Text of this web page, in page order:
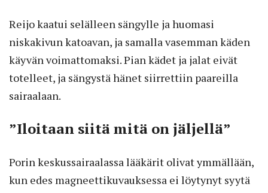
Reijo kaatui selälleen sängylle ja huomasi
niskakivun katoavan, ja samalla vasemman käden
käyvän voimattomaksi. Pian kädet ja jalat eivät
totelleet, ja sängystä hänet siirrettiin paareilla
sairaalaan.
”Iloitaan siitä mitä on jäljellä”
Porin keskussairaalassa lääkärit olivat ymmällään,
kun edes magneettikuvauksessa ei löytynyt syytä